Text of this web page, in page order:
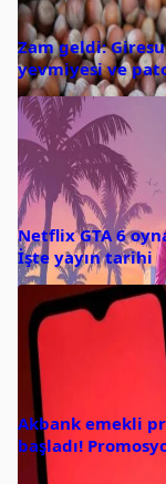
Zam geldi:
yevmiyesi ve
Netflix GTA 6
İşte yayın tarihi
Akbank emekli
başladı!